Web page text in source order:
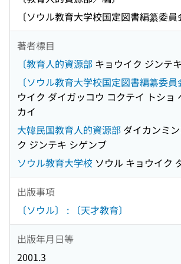
〔ソウル教育大学校国定図書編纂委員
著者標目
〔教育人的資源部 キョウイク ジンテ
〔ソウル教育大学校国定図書編纂委員
ウイク ダイガッコウ コクテイ トショ
カイ
大韓民国教育人的資源部 ダイカンミ
ク ジンテキ シゲンブ
ソウル教育大学校 ソウル キョウイク
出版事項
〔ソウル〕 : 〔天才教育〕
出版年月日等
2001.3